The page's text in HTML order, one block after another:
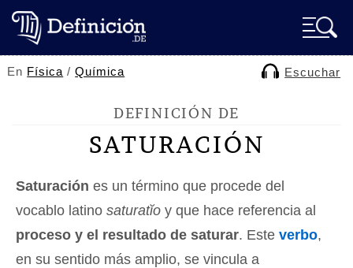
En Física /Química Escuchar
DEFINICIÓN DE
SATURACIÓN
Saturación es un término que procede del
vocablo latino saturatĭo y que hace referencia al
proceso y el resultado de saturar. Este verbo,
en su sentido más amplio, se vincula a